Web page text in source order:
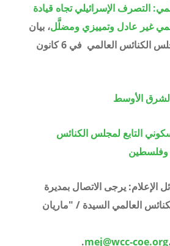
التصرف الإسرائيلي تجاه قيادة
غير عادل وتمييزي ومضلَّل، بيان
صحفي صادر عن مجلس الكنائس العالمي في 6 كانون
الأوسط
التابع لمجلس الكنائس
وفلسطين
الإعلام: يرجى الاتصال بمديرة
العالمي السيدة / "ماريان
mej@wcc-coe.org
.